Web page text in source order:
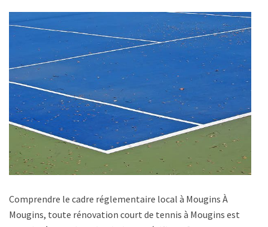
Comprendre le cadre réglementaire local à Mougins À
Mougins, toute rénovation court de tennis à Mougins est